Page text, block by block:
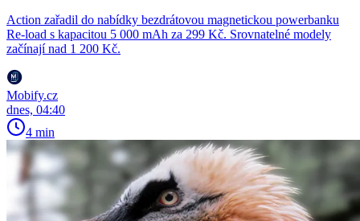
Action zařadil do nabídky bezdrátovou magnetickou powerbanku
Re-load s kapacitou 5 000 mAh za 299 Kč. Srovnatelné modely
začínají nad 1 200 Kč.
Mobify.cz
dnes, 04:40
4 min